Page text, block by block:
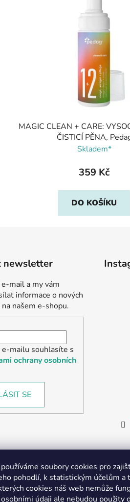
soubory cookies pro
pohodlí, k statistickým účelům a
cookies náš web nemůže
údaji ale nebudou použity
MAGIC CLEAN + CARE:
ČISTICÍ PĚNA,
Skladem*
359 Kč
DO KOŠÍKU
newsletter
mail a my vám
informace o nových
našem e-shopu.
mailu souhlasíte s
ochrany osobních
SE
Partnerská prodejna